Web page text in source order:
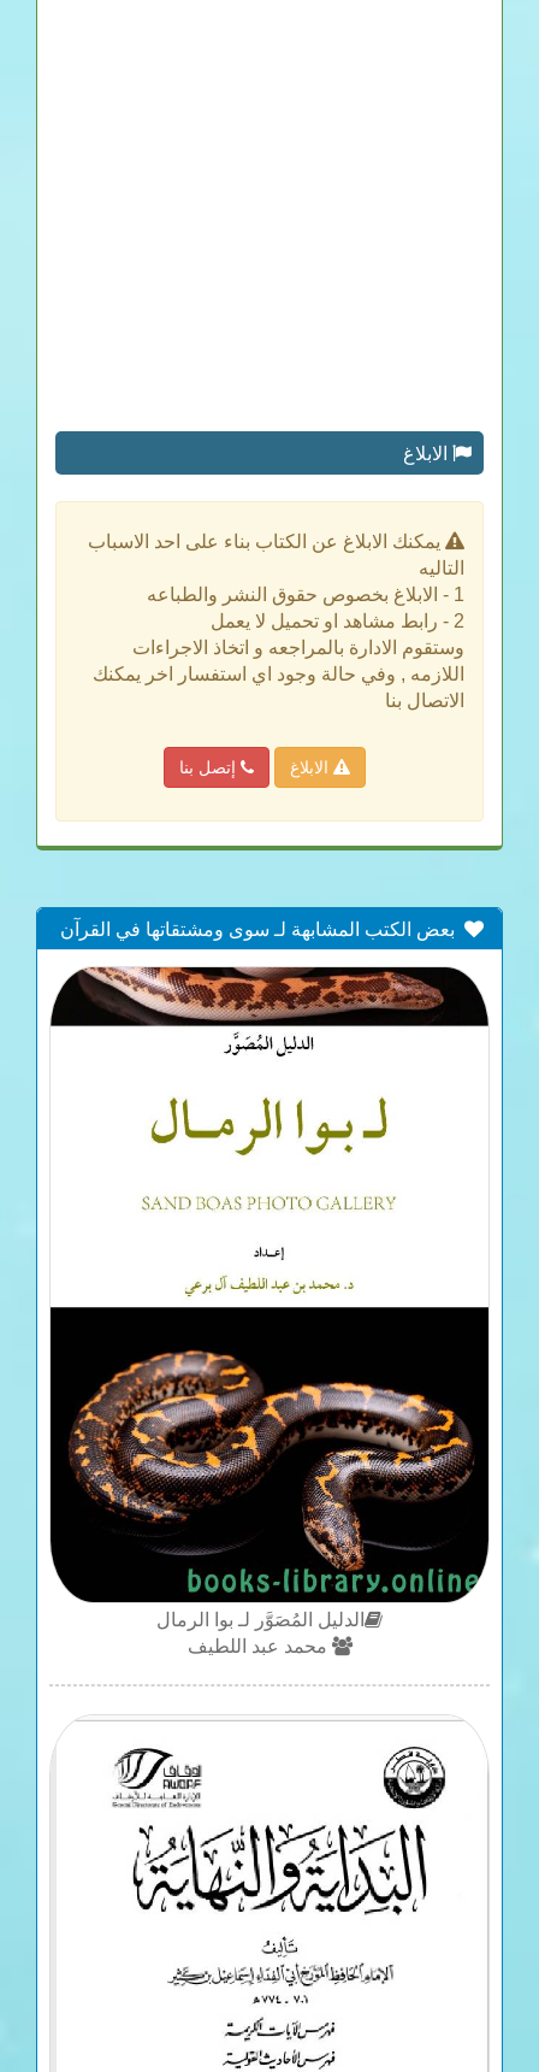
الابلاغ
يمكنك الابلاغ عن الكتاب بناء على احد الاسباب
التاليه
1 - الابلاغ بخصوص حقوق النشر والطباعه
2 - رابط مشاهد او تحميل لا يعمل
وستقوم الادارة بالمراجعه و اتخاذ الاجراءات
اللازمه , وفي حالة وجود اي استفسار اخر يمكنك
الاتصال بنا
الابلاغ إتصل بنا
بعض الكتب المشابهة لـ سوى ومشتقاتها في القرآن
(دراسة معجمية)
الدليل المُصَوَّر لـ بوا الرمال
محمد عبد اللطيف